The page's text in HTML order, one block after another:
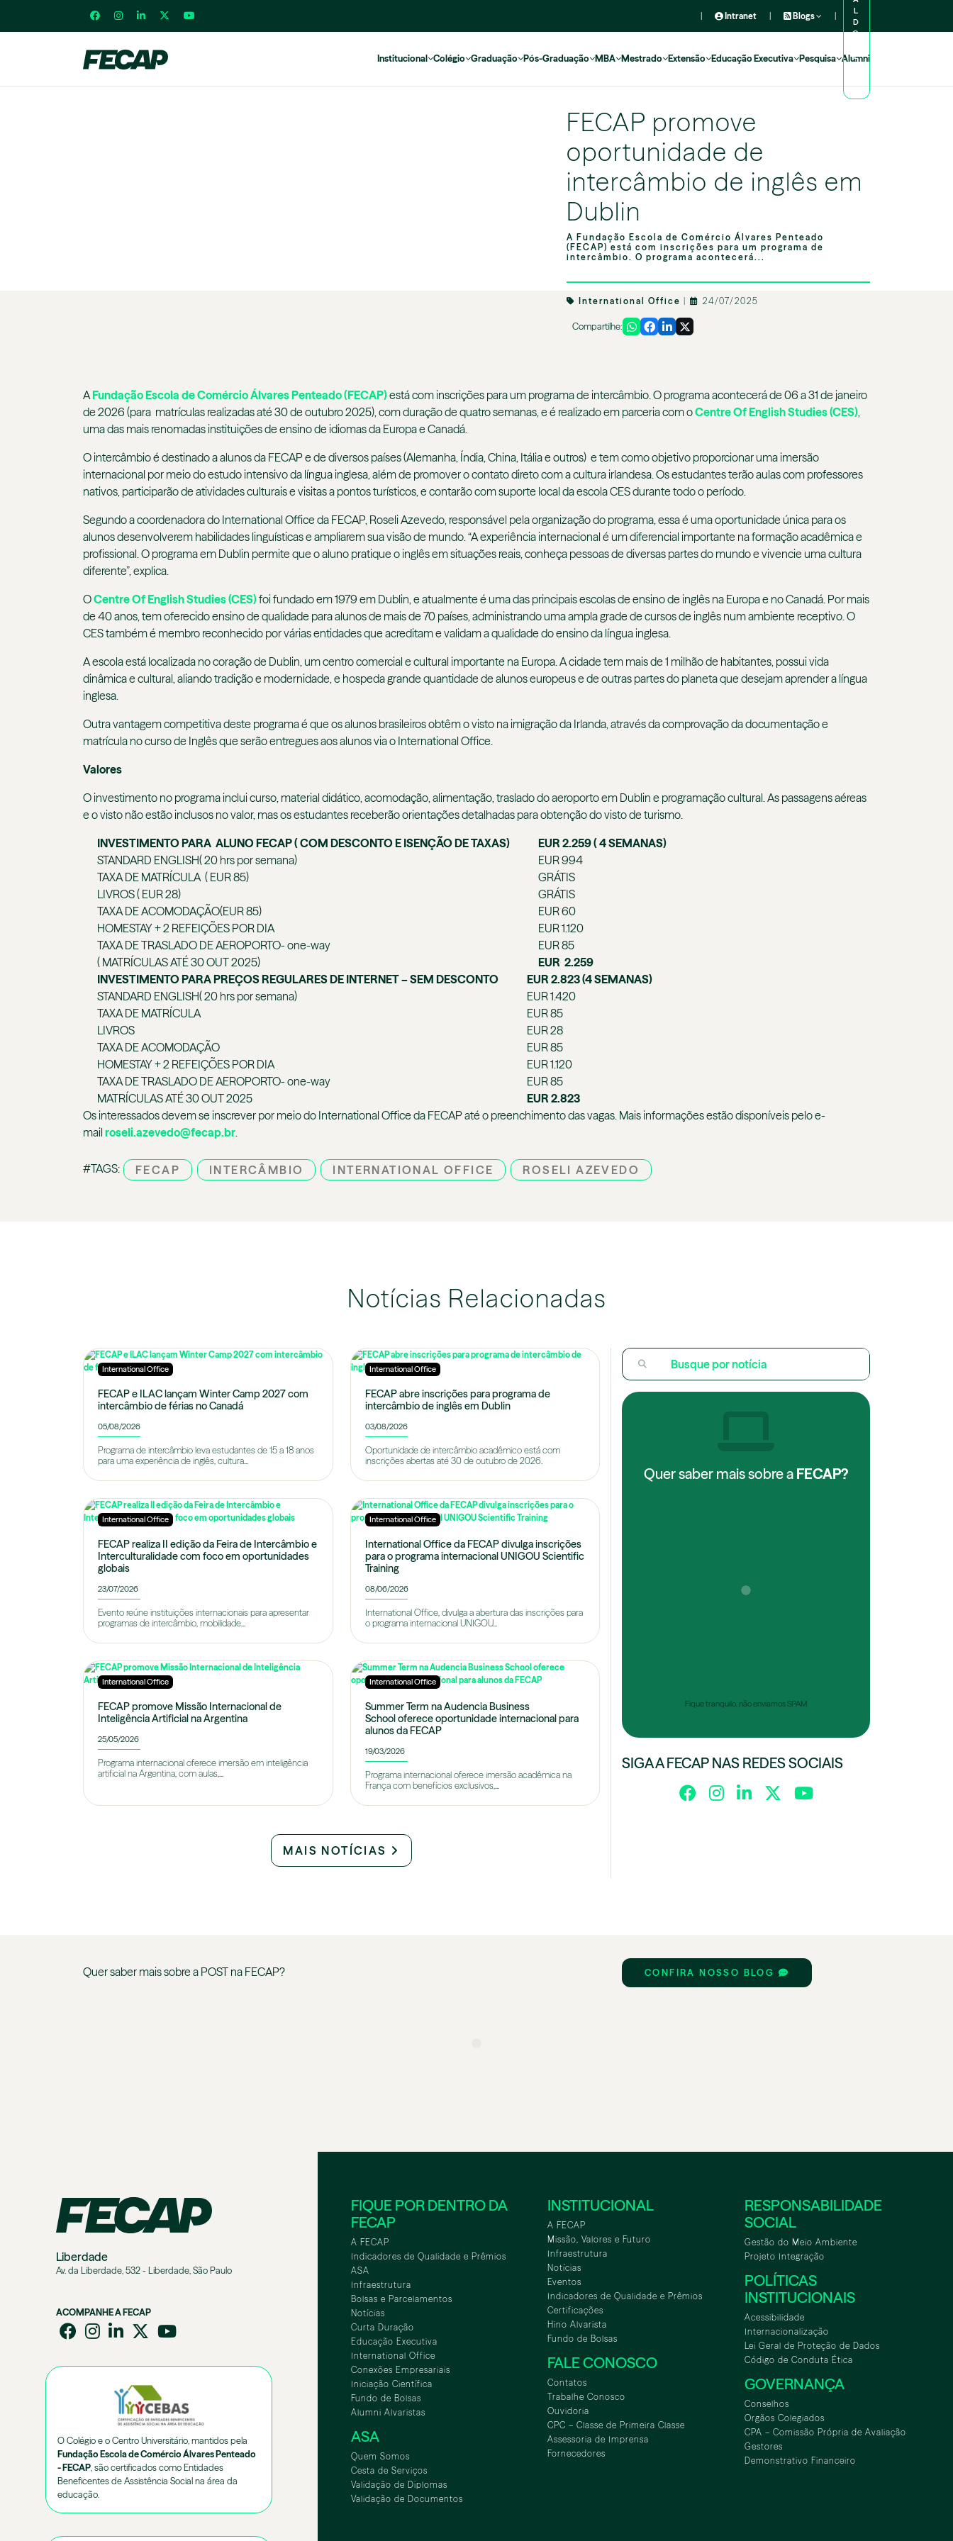
| Intranet | Blogs |
L
D
O
L
O
Institucional Colégio Graduação Pós-Graduação MBA Mestrado Extensão Educação Executiva Pesquisa Alumni
FECAP promove
oportunidade de
intercâmbio de inglês em
Dublin
A Fundação Escola de Comércio Álvares Penteado
(FECAP) está com inscrições para um programa de
intercâmbio. O programa acontecerá...
International Office 24/07/2025
Compartilhe:
AFundação Escola de Comércio Álvares Penteado (FECAP)está com inscrições para um programa de intercâmbio. O programa acontecerá de 06 a 31 de janeiro
de 2026 (para matrículas realizadas até 30 de outubro 2025), com duração de quatro semanas, e é realizado em parceria com oCentre Of English Studies (CES),
uma das mais renomadas instituições de ensino de idiomas da Europa e Canadá.
O intercâmbio é destinado a alunos da FECAP e de diversos países (Alemanha, Índia, China, Itália e outros) e tem como objetivo proporcionar uma imersão
internacional por meio do estudo intensivo da língua inglesa, além de promover o contato direto com a cultura irlandesa. Os estudantes terão aulas com professores
nativos, participarão de atividades culturais e visitas a pontos turísticos, e contarão com suporte local da escola CES durante todo o período.
Segundo a coordenadora do International Office da FECAP, Roseli Azevedo, responsável pela organização do programa, essa é uma oportunidade única para os
alunos desenvolverem habilidades linguísticas e ampliarem sua visão de mundo. “A experiência internacional é um diferencial importante na formação acadêmica e
profissional. O programa em Dublin permite que o aluno pratique o inglês em situações reais, conheça pessoas de diversas partes do mundo e vivencie uma cultura
diferente”, explica.
OCentre Of English Studies (CES)foi fundado em 1979 em Dublin, e atualmente é uma das principais escolas de ensino de inglês na Europa e no Canadá. Por mais
de 40 anos, tem oferecido ensino de qualidade para alunos de mais de 70 países, administrando uma ampla grade de cursos de inglês num ambiente receptivo. O
CES também é membro reconhecido por várias entidades que acreditam e validam a qualidade do ensino da língua inglesa.
A escola está localizada no coração de Dublin, um centro comercial e cultural importante na Europa. A cidade tem mais de 1 milhão de habitantes, possui vida
dinâmica e cultural, aliando tradição e modernidade, e hospeda grande quantidade de alunos europeus e de outras partes do planeta que desejam aprender a língua
inglesa.
Outra vantagem competitiva deste programa é que os alunos brasileiros obtêm o visto na imigração da Irlanda, através da comprovação da documentação e
matrícula no curso de Inglês que serão entregues aos alunos via o International Office.
Valores
O investimento no programa inclui curso, material didático, acomodação, alimentação, traslado do aeroporto em Dublin e programação cultural. As passagens aéreas
e o visto não estão inclusos no valor, mas os estudantes receberão orientações detalhadas para obtenção do visto de turismo.
INVESTIMENTO PARA ALUNO FECAP ( COM DESCONTO E ISENÇÃO DE TAXAS)
EUR 2.259 ( 4 SEMANAS)
STANDARD ENGLISH( 20 hrs por semana)
EUR 994
TAXA DE MATRÍCULA ( EUR 85)
GRÁTIS
LIVROS ( EUR 28)
GRÁTIS
TAXA DE ACOMODAÇÃO(EUR 85)
EUR 60
HOMESTAY + 2 REFEIÇÕES POR DIA
EUR 1.120
TAXA DE TRASLADO DE AEROPORTO- one-way
EUR 85
( MATRÍCULAS ATÉ 30 OUT 2025)
EUR 2.259
INVESTIMENTO PARA PREÇOS REGULARES DE INTERNET – SEM DESCONTO
EUR 2.823 (4 SEMANAS)
STANDARD ENGLISH( 20 hrs por semana)
EUR 1.420
TAXA DE MATRÍCULA
EUR 85
LIVROS
EUR 28
TAXA DE ACOMODAÇÃO
EUR 85
HOMESTAY + 2 REFEIÇÕES POR DIA
EUR 1.120
TAXA DE TRASLADO DE AEROPORTO- one-way
EUR 85
MATRÍCULAS ATÉ 30 OUT 2025
EUR 2.823
Os interessados devem se inscrever por meio do International Office da FECAP até o preenchimento das vagas. Mais informações estão disponíveis pelo e-
mail roseli.azevedo@fecap.br.
#TAGS: FECAP INTERCÂMBIO INTERNATIONAL OFFICE ROSELI AZEVEDO
Notícias Relacionadas
International Office
FECAP e ILAC lançam Winter Camp 2027 com
intercâmbio de férias no Canadá
05/08/2026
Programa de intercâmbio leva estudantes de 15 a 18 anos
para uma experiência de inglês, cultura...
International Office
FECAP abre inscrições para programa de
intercâmbio de inglês em Dublin
03/08/2026
Oportunidade de intercâmbio acadêmico está com
inscrições abertas até 30 de outubro de 2026.
International Office
FECAP realiza II edição da Feira de Intercâmbio e
Interculturalidade com foco em oportunidades
globais
23/07/2026
Evento reúne instituições internacionais para apresentar
programas de intercâmbio, mobilidade...
International Office
International Office da FECAP divulga inscrições
para o programa internacional UNIGOU Scientific
Training
08/06/2026
International Office, divulga a abertura das inscrições para
o programa internacional UNIGOU...
International Office
FECAP promove Missão Internacional de
Inteligência Artificial na Argentina
25/05/2026
Programa internacional oferece imersão em inteligência
artificial na Argentina, com aulas,...
International Office
Summer Term na Audencia Business
School oferece oportunidade internacional para
alunos da FECAP
19/03/2026
Programa internacional oferece imersão acadêmica na
França com benefícios exclusivos,...
MAIS NOTÍCIAS
Quer saber mais sobre a FECAP?
Fique tranquilo, não enviamos SPAM
SIGA A FECAP NAS REDES SOCIAIS
Quer saber mais sobre a POST na FECAP? CONFIRA NOSSO BLOG
Liberdade
Av. da Liberdade, 532 - Liberdade, São Paulo
ACOMPANHE A FECAP
O Colégio e o Centro Universitário, mantidos pela
Fundação Escola de Comércio Álvares Penteado
- FECAP , são certificados como Entidades
Beneficentes de Assistência Social na área da
educação.
FIQUE POR DENTRO DA
FECAP
A FECAP
Indicadores de Qualidade e Prêmios
ASA
Infraestrutura
Bolsas e Parcelamentos
Notícias
Curta Duração
Educação Executiva
International Office
Conexões Empresariais
Iniciação Científica
Fundo de Bolsas
Alumni Alvaristas
ASA
Quem Somos
Cesta de Serviços
Validação de Diplomas
Validação de Documentos
INSTITUCIONAL
A FECAP
Missão, Valores e Futuro
Infraestrutura
Notícias
Eventos
Indicadores de Qualidade e Prêmios
Certificações
Hino Alvarista
Fundo de Bolsas
FALE CONOSCO
Contatos
Trabalhe Conosco
Ouvidoria
CPC – Classe de Primeira Classe
Assessoria de Imprensa
Fornecedores
RESPONSABILIDADE
SOCIAL
Gestão do Meio Ambiente
Projeto Integração
POLÍTICAS
INSTITUCIONAIS
Acessibilidade
Internacionalização
Lei Geral de Proteção de Dados
Código de Conduta Ética
GOVERNANÇA
Conselhos
Orgãos Colegiados
CPA – Comissão Própria de Avaliação
Gestores
Demonstrativo Financeiro